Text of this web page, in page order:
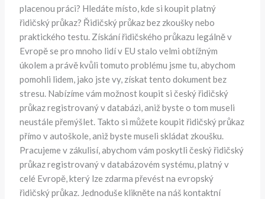
placenou práci? Hledáte místo, kde si koupit platný
řidičský průkaz? Řidičský průkaz bez zkoušky nebo
praktického testu. Získání řidičského průkazu legálně v
Evropě se pro mnoho lidí v EU stalo velmi obtížným
úkolem a právě kvůli tomuto problému jsme tu, abychom
pomohli lidem, jako jste vy, získat tento dokument bez
stresu. Nabízíme vám možnost koupit si český řidičský
průkaz registrovaný v databázi, aniž byste o tom museli
neustále přemýšlet. Takto si můžete koupit řidičský průkaz
přímo v autoškole, aniž byste museli skládat zkoušku.
Pracujeme v zákulisí, abychom vám poskytli český řidičský
průkaz registrovaný v databázovém systému, platný v
celé Evropě, který lze zdarma převést na evropský
řidičský průkaz. Jednoduše klikněte na náš kontaktní